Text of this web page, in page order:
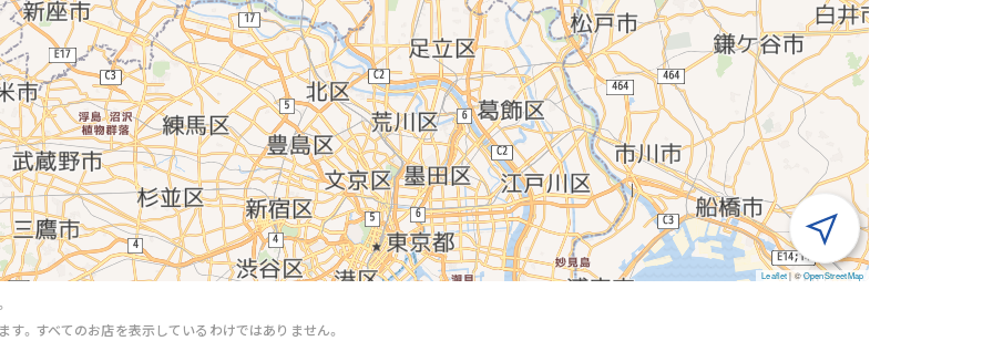
Leaflet | ©OpenStreetMap
。すべてのお店を表示しているわけではありません。